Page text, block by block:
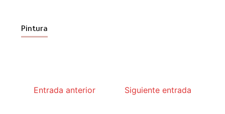
Pintura
Entrada anterior Siguiente entrada